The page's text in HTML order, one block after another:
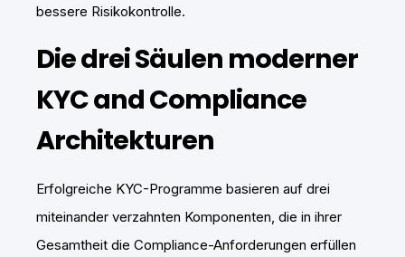
bessere Risikokontrolle.
Die drei Säulen moderner
KYC and Compliance
Architekturen
Erfolgreiche KYC-Programme basieren auf drei
miteinander verzahnten Komponenten, die in ihrer
Gesamtheit die Compliance-Anforderungen erfüllen